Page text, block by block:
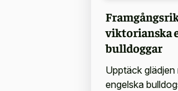
viktorianska
bulldoggar
Upptäck
engelska